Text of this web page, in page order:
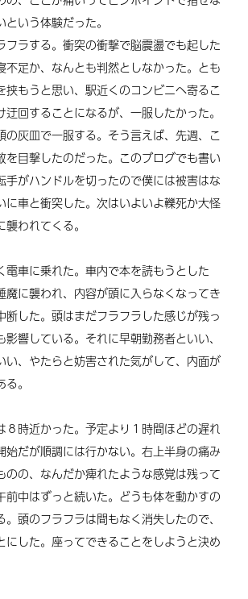
いう体験だった。
ラする。衝突の衝撃で脳震盪でも起した
不足か、なんとも判然としなかった。とも
挟もうと思い、駅近くのコンビニへ寄るこ
回することになるが、一服したかった。
灰皿で一服する。そう言えば、先週、こ
を目撃したのだった。このブログでも書い
手がハンドルを切ったので僕には被害はな
に車と衝突した。次はいよいよ轢死か大怪
われてくる。
車に乗れた。車内で本を読もうとした
魔に襲われ、内容が頭に入らなくなってき
断した。頭はまだフラフラした感じが残っ
響している。それに早朝勤務者といい、
い、やたらと妨害された気がして、内面が
。
時近かった。予定より１時間ほどの遅れ
始だが順調には行かない。右上半身の痛み
のの、なんだか痺れたような感覚は残って
前中はずっと続いた。どうも体を動かすの
頭のフラフラは間もなく消失したので、
にした。座ってできることをしようと決め